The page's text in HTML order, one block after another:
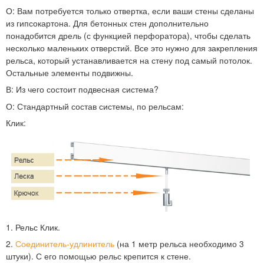
О: Вам потребуется только отвертка, если ваши стены сделаны
из гипсокартона. Для бетонных стен дополнительно
понадобится дрель (с функцией перфоратора), чтобы сделать
несколько маленьких отверстий. Все это нужно для закрепления
рельса, который устанавливается на стену под самый потолок.
Остальные элементы подвижны.
В: Из чего состоит подвесная система?
О: Стандартный состав системы, по рельсам:
Клик:
1. Рельс Клик.
2. Соединитель-удлинитель (на 1 метр рельса необходимо 3
штуки). С его помощью рельс крепится к стене.